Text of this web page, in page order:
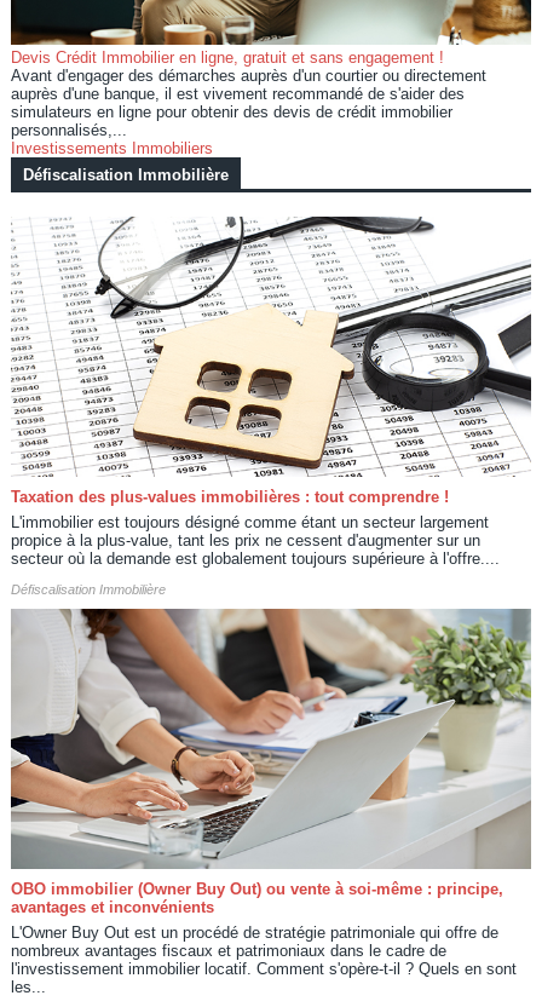
Devis Crédit Immobilier en ligne, gratuit et sans engagement !
Avant d'engager des démarches auprès d'un courtier ou directement
auprès d'une banque, il est vivement recommandé de s'aider des
simulateurs en ligne pour obtenir des devis de crédit immobilier
personnalisés,...
Investissements Immobiliers
Défiscalisation Immobilière
Taxation des plus-values immobilières : tout comprendre !
L'immobilier est toujours désigné comme étant un secteur largement
propice à la plus-value, tant les prix ne cessent d'augmenter sur un
secteur où la demande est globalement toujours supérieure à l'offre....
Défiscalisation Immobilière
OBO immobilier (Owner Buy Out) ou vente à soi-même : principe,
avantages et inconvénients
L'Owner Buy Out est un procédé de stratégie patrimoniale qui offre de
nombreux avantages fiscaux et patrimoniaux dans le cadre de
l'investissement immobilier locatif. Comment s'opère-t-il ? Quels en sont
les...